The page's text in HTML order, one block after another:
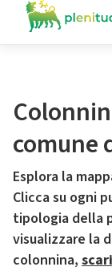
comune
Esplora la
Clicca su ogni
tipologia della
visualizzare la
colonnina,